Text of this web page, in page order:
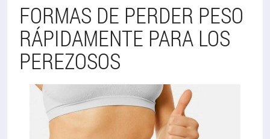
FORMAS DE PERDER PESO
RÁPIDAMENTE PARA LOS
PEREZOSOS